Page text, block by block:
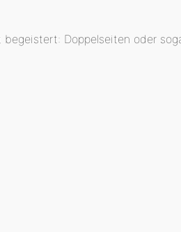
Doppelseiten oder